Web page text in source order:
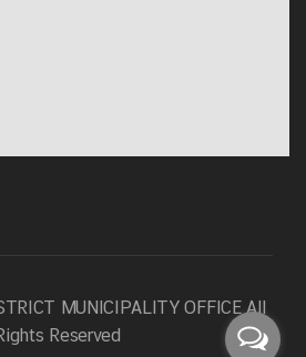
MUNICIPALITY OFFICEAll
Reserved